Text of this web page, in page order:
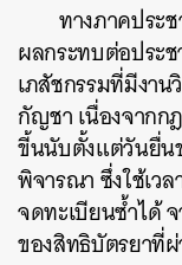
ทางภาคประ
ผลกระทบต่อประ
เภสัชกรรมที่มีงา
กัญชา เนื่องจากก
ขี้นนับตั้งแต่วันยื่น
พิจารณา ซึ่งใช้เว
จดทะเบียนซ้ำได้
ของสิทธิบัตรยาที่